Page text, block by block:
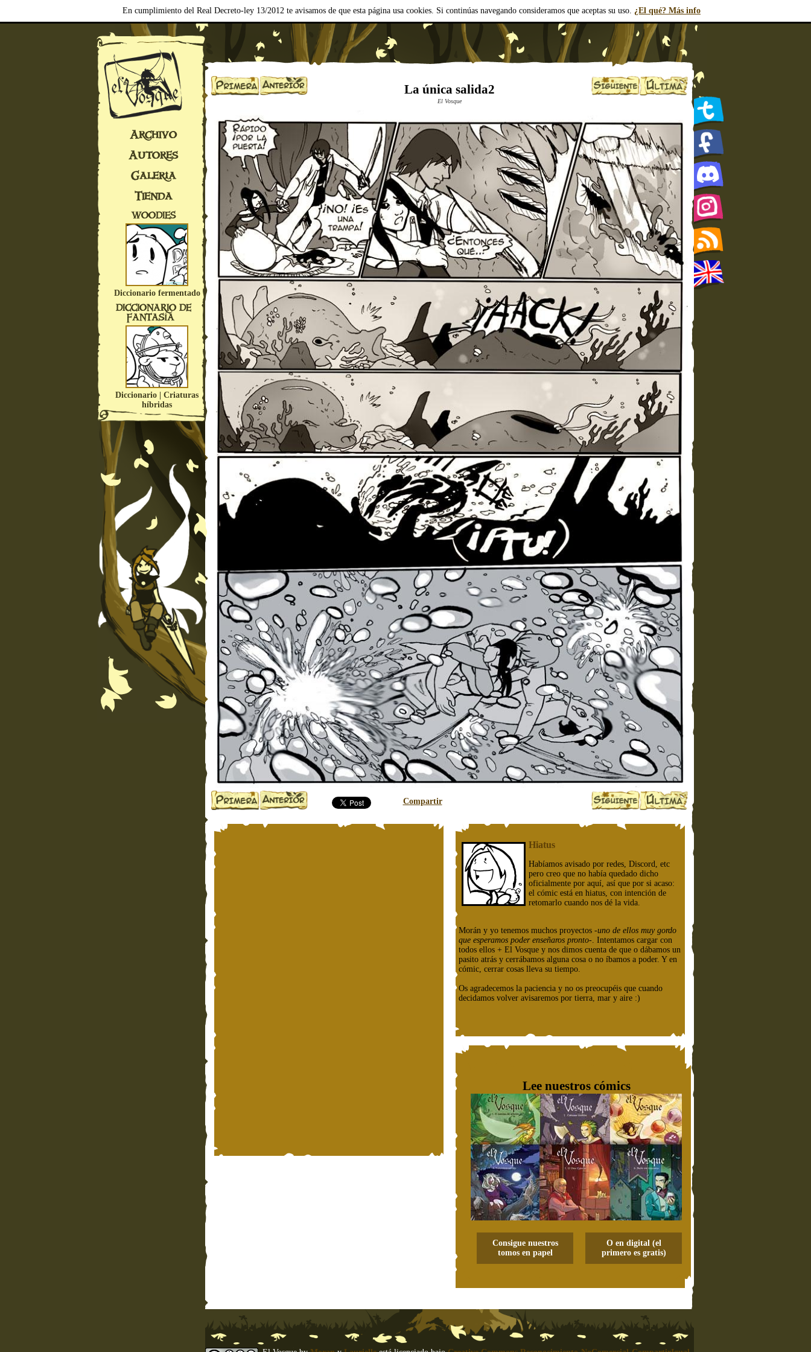
En cumplimiento del Real Decreto-ley 13/2012 te avisamos de que esta página usa cookies. Si continúas navegando consideramos que aceptas su uso. ¿El qué? Más info
Archivo
Autores
Galería
Tienda
WOODIES
Diccionario fermentado
DICCIONARIO DE
FANTASÍA
Diccionario | Criaturas
híbridas
La única salida2
El Vosque
Compartir
Hiatus
Habíamos avisado por redes, Discord, etc
pero creo que no había quedado dicho
oficialmente por aquí, así que por si acaso:
el cómic está en hiatus, con intención de
retomarlo cuando nos dé la vida.
Morán y yo tenemos muchos proyectos -uno de ellos muy gordo
que esperamos poder enseñaros pronto- . Intentamos cargar con
todos ellos + El Vosque y nos dimos cuenta de que o dábamos un
pasito atrás y cerrábamos alguna cosa o no íbamos a poder. Y en
cómic, cerrar cosas lleva su tiempo.
Os agradecemos la paciencia y no os preocupéis que cuando
decidamos volver avisaremos por tierra, mar y aire :)
Lee nuestros cómics
Consigue nuestros
tomos en papel
O en digital (el
primero es gratis)